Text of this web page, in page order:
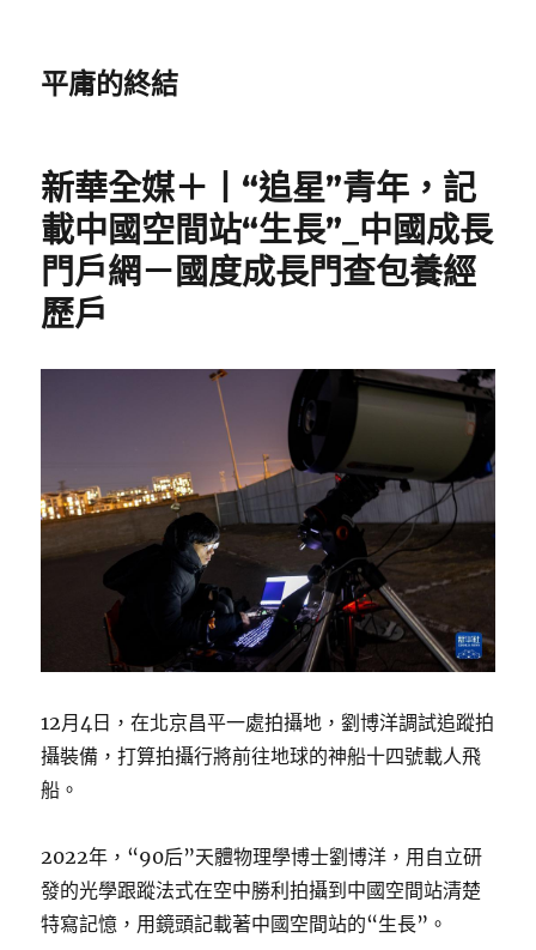
平庸的終結
新華全媒＋丨“追星”青年，記
載中國空間站“生長”_中國成長
門戶網－國度成長門查包養經
歷戶
12月4日，在北京昌平一處拍攝地，劉博洋調試追蹤拍
攝裝備，打算拍攝行將前往地球的神船十四號載人飛
船。
2022年，“90后”天體物理學博士劉博洋，用自立研
發的光學跟蹤法式在空中勝利拍攝到中國空間站清楚
特寫記憶，用鏡頭記載著中國空間站的“生長”。